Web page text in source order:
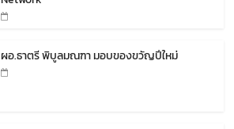
ผอ.ธาตรี พิบูลมณฑา มอบของขวัญปีใหม่